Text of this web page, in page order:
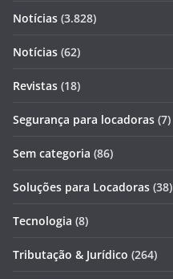
Notícias (3.828)
Notícias (62)
Revistas (18)
Segurança para locadoras (7)
Sem categoria (86)
Soluções para Locadoras (38)
Tecnologia (8)
Tributação & Jurídico (264)